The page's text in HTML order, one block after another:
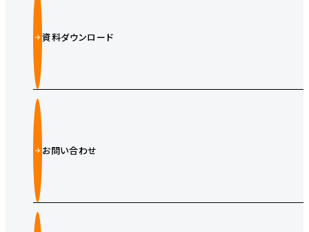
資料ダウンロード
お問い合わせ